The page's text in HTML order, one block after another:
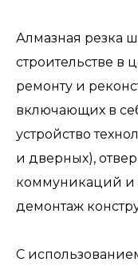
Алмазная резка
строительстве в
ремонту и
включающих в
устройство
и дверных),
коммуникаций и
демонтаж
С